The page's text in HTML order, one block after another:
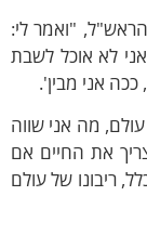
"ואמר לי:
לא אוכל לשבת
אני מבין'.
מה אני שווה
את החיים אם
ריבונו של עולם